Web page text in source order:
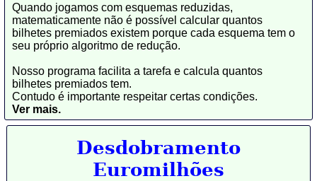
Quando jogamos com esquemas reduzidas,
matematicamente não é possível calcular quantos
bilhetes premiados existem porque cada esquema tem o
seu próprio algoritmo de redução.
Nosso programa facilita a tarefa e calcula quantos
bilhetes premiados tem.
Contudo é importante respeitar certas condições.
Ver mais.
Desdobramento
Euromilhões